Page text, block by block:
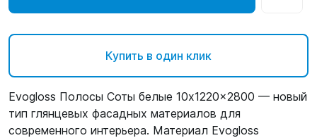
Купить в один клик
Evogloss Полосы Соты белые 10x1220x2800 — новый
тип глянцевых фасадных материалов для
современного интерьера. Материал Evogloss